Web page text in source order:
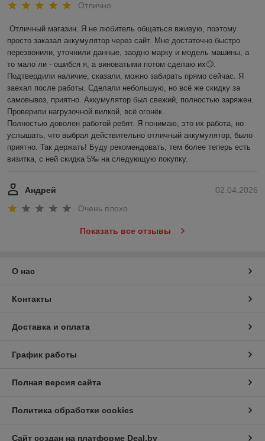
Отлично
Отличный магазин. Я не любитель общаться вживую, поэтому
просто заказал аккумулятор через сайт. Мне достаточно быстро
перезвонили, уточнили данные, заодно марку и модель машины, а
то мало ли - ошибся я, а виноватыми потом сделаю их🙄.
Подтвердили наличие, сказали, можно забирать прямо сейчас. Я
заехал после работы. Сделали небольшую, но всё же скидку за
самовывоз, приятно. Аккумулятор был свежий, полностью заряжен.
Проверили нагрузочной вилкой, всё огонёк.
Полностью доволен работой ребят. Я понимаю, это их работа, но
услышать, что выбрал действительно отличный аккумулятор, было
приятно. Так держать! Буду рекомендовать, тем более теперь есть
визитка, с ней скидка 5‰ на следующую покупку.
02.04.2026
Андрей
Очень плохо
Показать все отзывы
О нас
Контакты
Доставка и оплата
График работы
Полная версия сайта
Политика обработки cookies
Сайт создан на платформе Deal.by